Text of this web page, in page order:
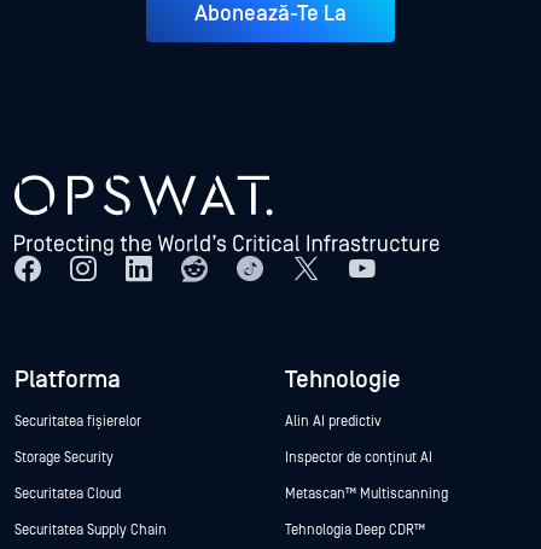
Abonează-Te La
Platforma
Securitatea fișierelor
Storage Security
Securitatea Cloud
Securitatea Supply Chain
Tehnologie
Alin AI predictiv
Inspector de conținut AI
Metascan™ Multiscanning
Tehnologia Deep CDR™